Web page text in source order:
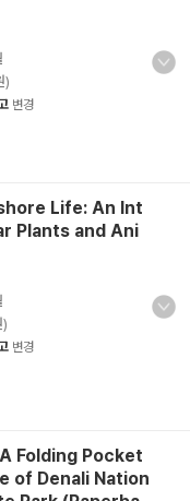
)
변경
Life: An Int
Plants and Ani
변경
Folding Pocket
of Denali Nation